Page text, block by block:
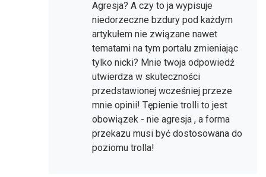
Agresja? A czy to ja wypisuje
niedorzeczne bzdury pod każdym
artykułem nie związane nawet
tematami na tym portalu zmieniając
tylko nicki? Mnie twoja odpowiedź
utwierdza w skuteczności
przedstawionej wcześniej przeze
mnie opinii! Tępienie trolli to jest
obowiązek - nie agresja , a forma
przekazu musi być dostosowana do
poziomu trolla!